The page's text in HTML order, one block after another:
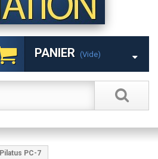
PANIER (vide)
Pilatus PC-7